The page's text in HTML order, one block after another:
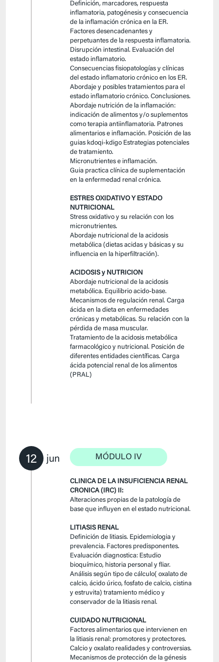
Definición, marcadores, respuesta
inflamatoria, patogénesis y consecuencia
de la inflamación crónica en la ER.
Factores desencadenantes y
perpetuantes de la respuesta inflamatoria.
Disrupción intestinal. Evaluación del
estado inflamatorio.
Consecuencias fisiopatologías y clínicas
del estado inflamatorio crónico en los ER.
Abordaje y posibles tratamientos para el
estado inflamatorio crónico. Conclusiones.
Abordaje nutrición de la inflamación:
indicación de alimentos y/o suplementos
como terapia antiinflamatoria. Patrones
alimentarios e inflamación. Posición de las
guias kdoqi-kdigo Estrategias potenciales
de tratamiento.
Micronutrientes e inflamación.
Guia practica clínica de suplementación
en la enfermedad renal crónica.
ESTRES OXIDATIVO Y ESTADO
NUTRICIONAL
Stress oxidativo y su relación con los
micronutrientes.
Abordaje nutricional de la acidosis
metabólica (dietas acidas y básicas y su
influencia en la hiperfiltración).
ACIDOSIS y NUTRICION
Abordaje nutricional de la acidosis
metabólica. Equilibrio acido-base.
Mecanismos de regulación renal. Carga
ácida en la dieta en enfermedades
crónicas y metabólicas. Su relación con la
pérdida de masa muscular.
Tratamiento de la acidosis metabólica
farmacológico y nutricional. Posición de
diferentes entidades científicas. Carga
ácida potencial renal de los alimentos
(PRAL)
12 jun MÓDULO IV
CLINICA DE LA INSUFICIENCIA RENAL
CRONICA (IRC) II:
Alteraciones propias de la patología de
base que influyen en el estado nutricional.
LITIASIS RENAL
Definición de litiasis. Epidemiologia y
prevalencia. Factores predisponentes.
Evaluación diagnostica: Estudio
bioquímico, historia personal y fliar.
Análisis según tipo de cálculo( oxalato de
calcio, ácido úrico, fosfato de calcio, cistina
y estruvita) tratamiento médico y
conservador de la litiasis renal.
CUIDADO NUTRICIONAL
Factores alimentarios que intervienen en
la litiasis renal: promotores y protectores.
Calcio y oxalato realidades y controversias.
Mecanismos de protección de la génesis